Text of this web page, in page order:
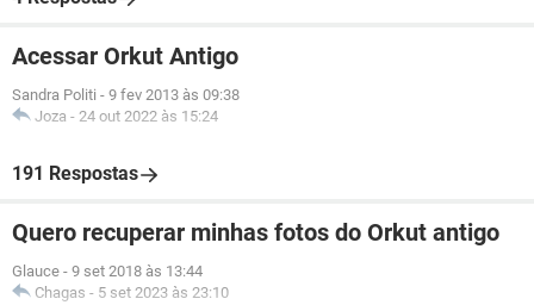
Acessar Orkut Antigo
Sandra Politi - 9 fev 2013 às 09:38
Joza - 24 out 2022 às 15:24
191 Respostas
Quero recuperar minhas fotos do Orkut antigo
Glauce - 9 set 2018 às 13:44
Chagas - 5 set 2023 às 23:10